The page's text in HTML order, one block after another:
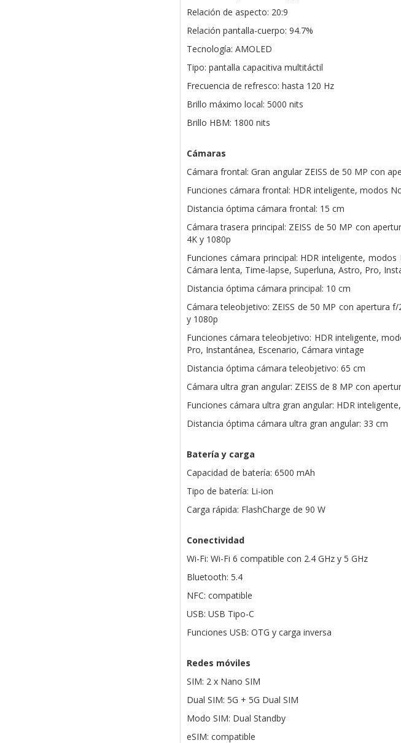
Relación de aspecto: 20:9
Relación pantalla-cuerpo: 94.7%
Tecnología: AMOLED
Tipo: pantalla capacitiva multitáctil
Frecuencia de refresco: hasta 120 Hz
Brillo máximo local: 5000 nits
Brillo HBM: 1800 nits
Cámaras
Cámara frontal: Gran angular ZEISS de 50 MP con
Funciones cámara frontal: HDR inteligente, modos
Distancia óptima cámara frontal: 15 cm
Cámara trasera principal: ZEISS de 50 MP con
4K y 1080p
Funciones cámara principal: HDR inteligente,
Cámara lenta, Time-lapse, Superluna, Astro, Pro,
Distancia óptima cámara principal: 10 cm
Cámara teleobjetivo: ZEISS de 50 MP con apertura
y 1080p
Funciones cámara teleobjetivo: HDR inteligente,
Pro, Instantánea, Escenario, Cámara vintage
Distancia óptima cámara teleobjetivo: 65 cm
Cámara ultra gran angular: ZEISS de 8 MP con
Funciones cámara ultra gran angular: HDR
Distancia óptima cámara ultra gran angular: 33 cm
Batería y carga
Capacidad de batería: 6500 mAh
Tipo de batería: Li-ion
Carga rápida: FlashCharge de 90 W
Conectividad
Wi-Fi: Wi-Fi 6 compatible con 2.4 GHz y 5 GHz
Bluetooth: 5.4
NFC: compatible
USB: USB Tipo-C
Funciones USB: OTG y carga inversa
Redes móviles
SIM: 2 x Nano SIM
Dual SIM: 5G + 5G Dual SIM
Modo SIM: Dual Standby
eSIM: compatible